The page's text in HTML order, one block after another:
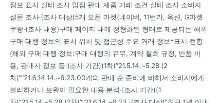
정보 표시 실태 조사 입점 판매 제품 거래 조건 실태 조사 소비자
설문 조사·(조사 대상)5개 오픈 마켓(네이버, 11번가, 옥션, G마켓
쿠팡·(조사 내용)구매 페이지 내에 정형화된 형태로 제공되는 해외
구매 대행 정보의 표시 위치 및 접근성 주요 거래 정보*표시 현황
(해외 구매 대행 정보:구매 대행의 유무, 계약 철회 규정, 반품 비
용, 판매자 정보 등·(조사 기간)(1차)”21.5.14.~5.28.(2
차)””21.6.14.14.~6.23.00개의 판매 순 준비에 비해서 소비자에게
불리하거나 보완이 필요한 내용 분석·(조사 기간)(1